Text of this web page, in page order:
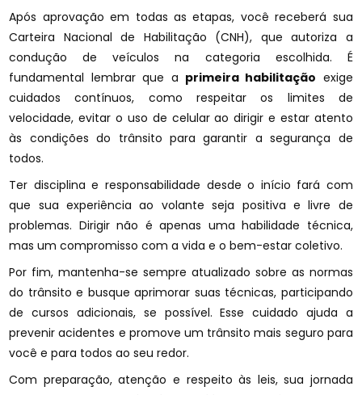
Após aprovação em todas as etapas, você receberá sua
Carteira Nacional de Habilitação (CNH), que autoriza a
condução de veículos na categoria escolhida. É
fundamental lembrar que a primeira habilitação exige
cuidados contínuos, como respeitar os limites de
velocidade, evitar o uso de celular ao dirigir e estar atento
às condições do trânsito para garantir a segurança de
todos.
Ter disciplina e responsabilidade desde o início fará com
que sua experiência ao volante seja positiva e livre de
problemas. Dirigir não é apenas uma habilidade técnica,
mas um compromisso com a vida e o bem-estar coletivo.
Por fim, mantenha-se sempre atualizado sobre as normas
do trânsito e busque aprimorar suas técnicas, participando
de cursos adicionais, se possível. Esse cuidado ajuda a
prevenir acidentes e promove um trânsito mais seguro para
você e para todos ao seu redor.
Com preparação, atenção e respeito às leis, sua jornada